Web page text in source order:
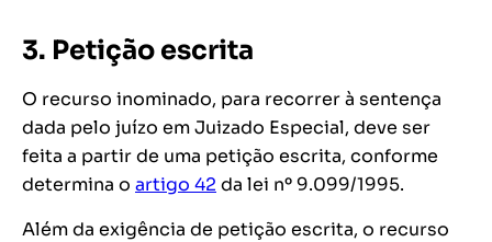
3. Petição escrita
O recurso inominado, para recorrer à sentença
dada pelo juízo em Juizado Especial, deve ser
feita a partir de uma petição escrita, conforme
determina o artigo 42 da lei nº 9.099/1995.
Além da exigência de petição escrita, o recurso